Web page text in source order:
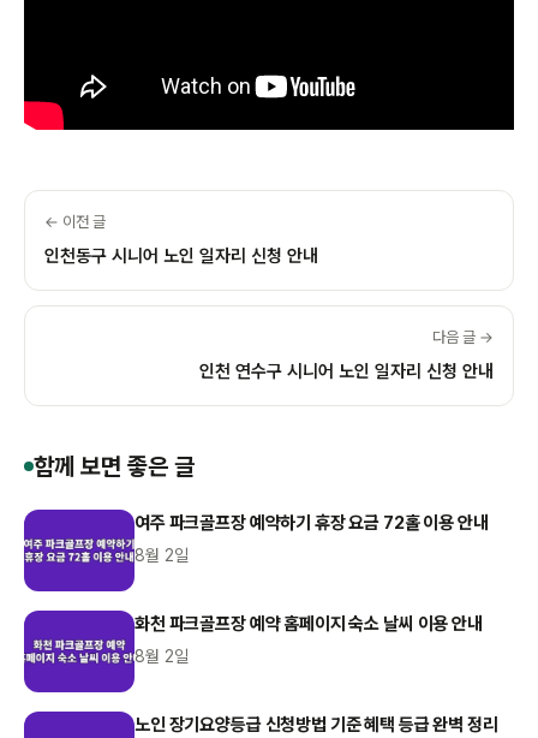
← 이전 글
인천동구 시니어 노인 일자리 신청 안내
다음 글 →
인천 연수구 시니어 노인 일자리 신청 안내
함께 보면 좋은 글
여주 파크골프장 예약하기 휴장 요금 72홀 이용 안내
8월 2일
화천 파크골프장 예약 홈페이지 숙소 날씨 이용 안내
8월 2일
노인 장기요양등급 신청방법 기준 혜택 등급 완벽 정리